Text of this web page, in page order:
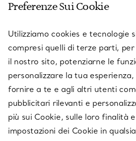
SU TIFFANY & CO.
LEGALE
Preferenze Sui Cookie
Utilizziamo cookies e tecnologie
compresi quelli di terze parti,
il nostro sito, potenziarne le
personalizzare la tua
fornire a te e agli altri utenti
pubblicitari rilevanti e
più sui Cookie, sulle loro finalità
impostazioni dei Cookie in